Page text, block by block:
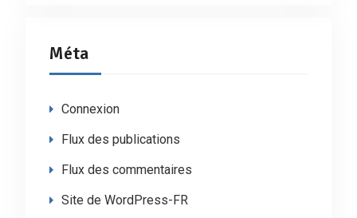
Méta
Connexion
Flux des publications
Flux des commentaires
Site de WordPress-FR